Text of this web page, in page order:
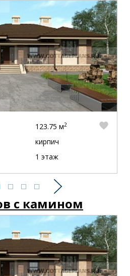
Следующий
123.75 м2
кирпич
1 этаж
с камином